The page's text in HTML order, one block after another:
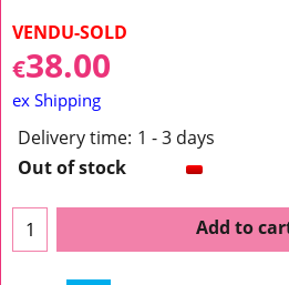
VENDU-SOLD
€38.00
ex Shipping
Delivery time: 1 - 3 days
Out of stock
Add to